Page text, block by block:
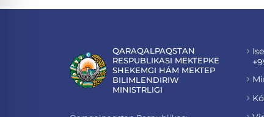
QARAQALPAQSTAN
RESPUBLIKASI MEKTEPKE
SHEKEMGI HÁM MEKTEP
BILIMLENDIRIW
MINISTRLIGI